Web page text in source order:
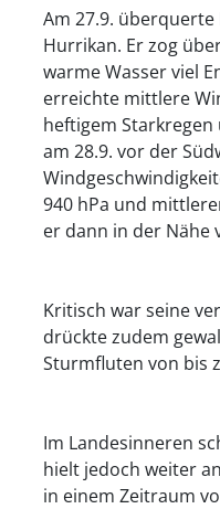
Am 27.9. überquerte
Hurrikan. Er zog
warme Wasser viel
erreichte mittlere
heftigem
am 28.9. vor der
940 hPa und
er dann in der Nähe
Kritisch war seine
drückte zudem
Sturmfluten von bis
Im Landesinneren
hielt jedoch weiter
in einem Zeitraum